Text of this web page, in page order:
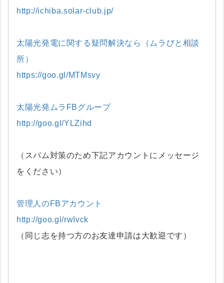
http://ichiba.solar-club.jp/
太陽光発電に関する疑問解決なら（ムラびと相談
所）
https://goo.gl/MTMsvy
太陽光発ムラFBグループ
http://goo.gl/YLZihd
（スパム対策のため下記アカウントにメッセージ
をください）
管理人のFBアカウント
http://goo.gl/rwIvck
（同じ志を持つ方のお友達申請は大歓迎です）